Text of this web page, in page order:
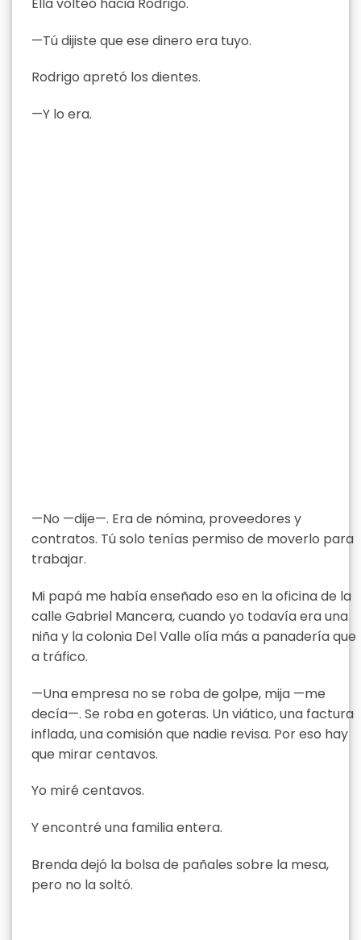
—Tú dijiste que ese dinero era tuyo.
Rodrigo apretó los dientes.
—Y lo era.
—No —dije—. Era de nómina, proveedores y
contratos. Tú solo tenías permiso de moverlo para
trabajar.
Mi papá me había enseñado eso en la oficina de la
calle Gabriel Mancera, cuando yo todavía era una
niña y la colonia Del Valle olía más a panadería que
a tráfico.
—Una empresa no se roba de golpe, mija —me
decía—. Se roba en goteras. Un viático, una factura
inflada, una comisión que nadie revisa. Por eso hay
que mirar centavos.
Yo miré centavos.
Y encontré una familia entera.
Brenda dejó la bolsa de pañales sobre la mesa,
pero no la soltó.